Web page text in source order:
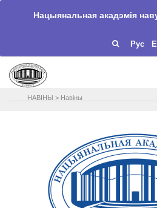
Нацыянальная акадэмія
Рус
НАВIНЫ > Навіны